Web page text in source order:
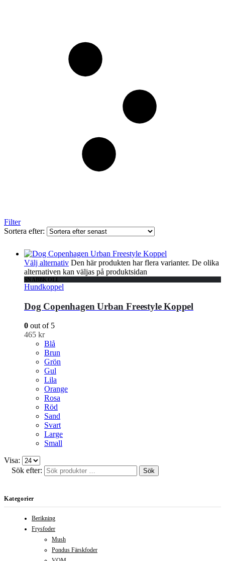
Filter
Sortera efter:
Välj alternativ Den här produkten har flera varianter. De olika
alternativen kan väljas på produktsidan
SNABBKOLL
Hundkoppel
Dog Copenhagen Urban Freestyle Koppel
0 out of 5
465 kr
Blå
Brun
Grön
Gul
Lila
Orange
Rosa
Röd
Sand
Svart
Large
Small
Visa:
Sök efter:
Sök
Kategorier
Berikning
Frysfoder
Mush
Pondus Färskfoder